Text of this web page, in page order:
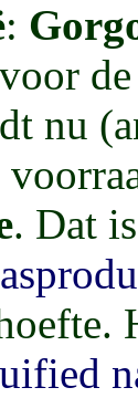
:
nu
. Dat